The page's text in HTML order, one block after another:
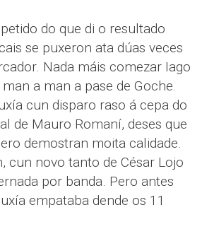
do que di o resultado
se puxeron ata dúas veces
Nada máis comezar Iago
a man a pase de Goche.
cun disparo raso á cepa do
de Mauro Romaní, deses que
demostran moita calidade.
cun novo tanto de César Lojo
por banda. Pero antes
empataba dende os 11